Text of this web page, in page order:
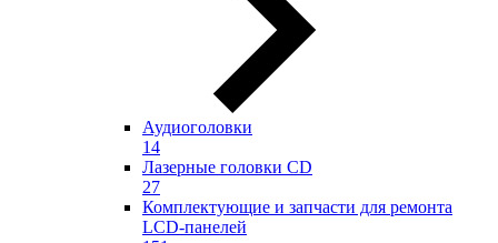
Аудиоголовки
14
Лазерные головки CD
27
Комплектующие и запчасти для ремонта
LCD-панелей